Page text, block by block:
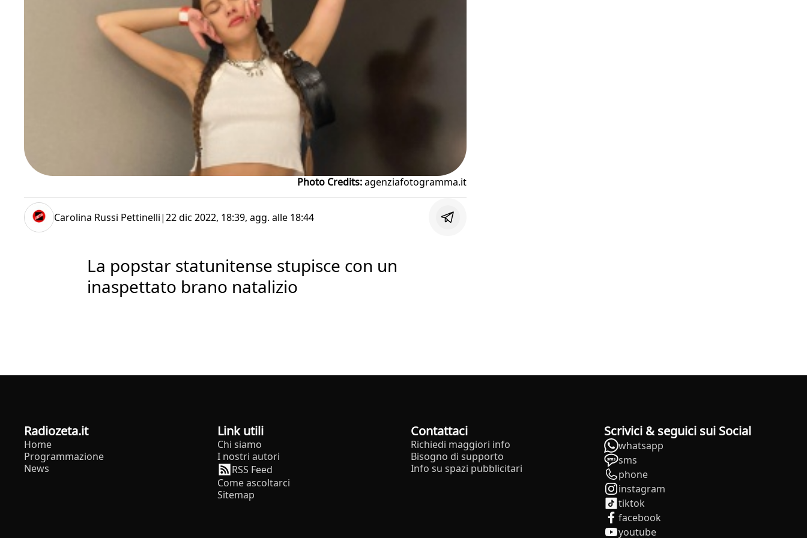
Photo Credits:agenziafotogramma.it
Carolina Russi Pettinelli|22 dic 2022, 18:39, agg. alle 18:44
La popstar statunitense stupisce con un
inaspettato brano natalizio
radiozeta.it
Home
Programmazione
News
Link utili
Chi siamo
I nostri autori
RSS Feed
Come ascoltarci
Sitemap
Contattaci
Richiedi maggiori info
Bisogno di supporto
Info su spazi pubblicitari
Scrivici & seguici sui Social
whatsapp
sms
phone
instagram
tiktok
facebook
youtube